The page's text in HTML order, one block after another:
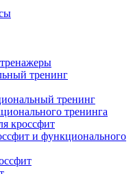
тренинг
тренинг
тренинга
кроссфит
и функционального